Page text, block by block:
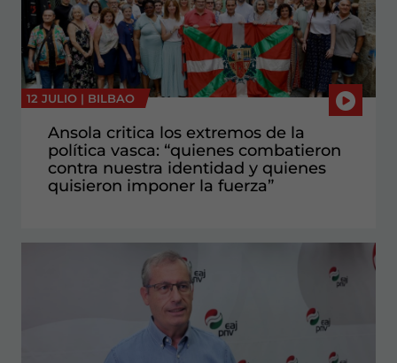
12 JULIO | BILBAO
Ansola critica los extremos de la
política vasca: “quienes combatieron
contra nuestra identidad y quienes
quisieron imponer la fuerza”